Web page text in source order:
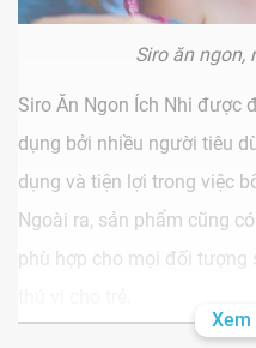
Siro ăn ngon,
Siro Ăn Ngon Ích Nhi được
dụng bởi nhiều người tiêu
dụng và tiện lợi trong việc
Ngoài ra, sản phẩm cũng
phù hợp cho mọi đối tượng
Xem